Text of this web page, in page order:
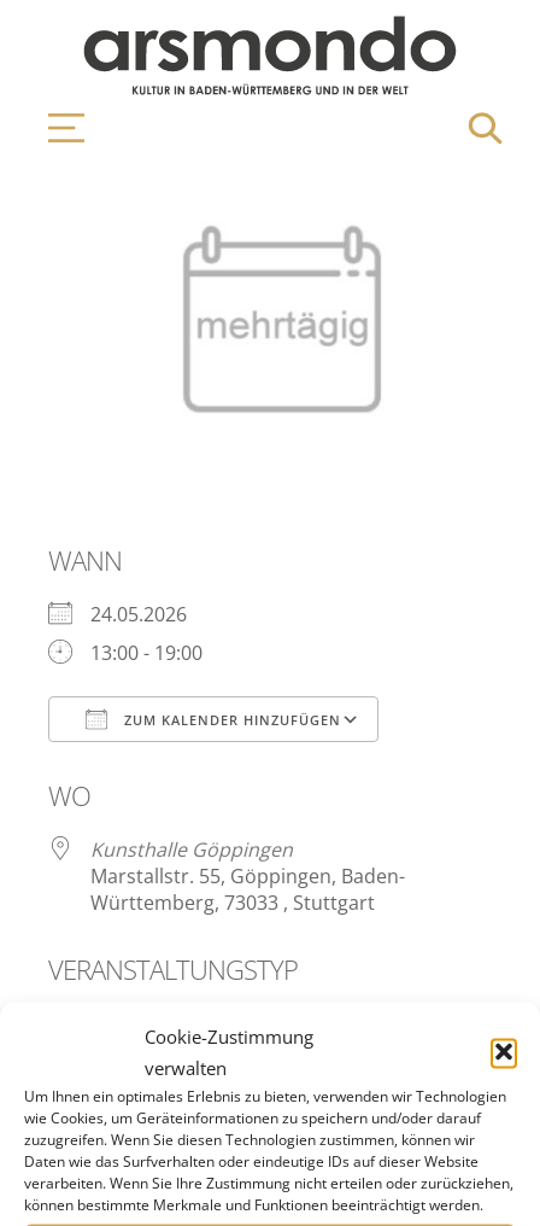
Cookie-Zustimmung
verwalten
Um Ihnen ein optimales Erlebnis zu bieten, verwenden wir Technologien
wie Cookies, um Geräteinformationen zu speichern und/oder darauf
zuzugreifen. Wenn Sie diesen Technologien zustimmen, können wir
Daten wie das Surfverhalten oder eindeutige IDs auf dieser Website
verarbeiten. Wenn Sie Ihre Zustimmung nicht erteilen oder zurückziehen,
können bestimmte Merkmale und Funktionen beeinträchtigt werden.
WANN
24.05.2026
13:00 - 19:00
ZUM KALENDER HINZUFÜGEN
WO
Kunsthalle Göppingen
Marstallstr. 55, Göppingen, Baden-
Württemberg, 73033 , Stuttgart
VERANSTALTUNGSTYP
Ausstellung vom 03.03.2026 bis zum 28.06.2026.
Sibylle Bergemann (1941–2010) zählt zu den
bedeutendsten deutschen Fotografinnen und